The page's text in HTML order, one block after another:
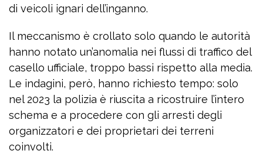
di veicoli ignari dell’inganno.
Il meccanismo è crollato solo quando le autorità
hanno notato un’anomalia nei flussi di traffico del
casello ufficiale, troppo bassi rispetto alla media.
Le indagini, però, hanno richiesto tempo: solo
nel 2023 la polizia è riuscita a ricostruire l’intero
schema e a procedere con gli arresti degli
organizzatori e dei proprietari dei terreni
coinvolti.